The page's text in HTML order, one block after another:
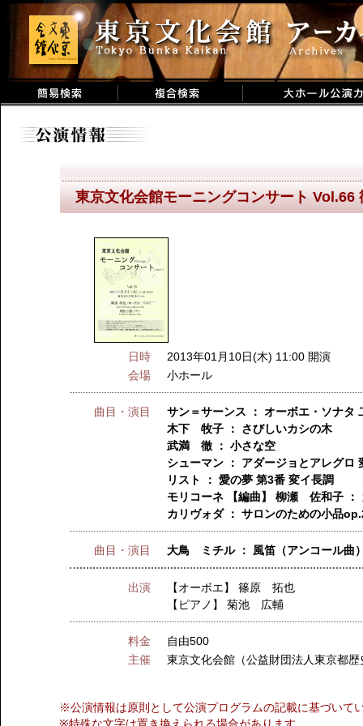
東京文化会館モーニングコンサート Vol.66
日時
2013年01月10日(木) 11:00 開演
会場
小ホール
曲目・演目
サン＝サーンス ： オーボエ・ソナタ
木下 牧子 ： さびしいカシの木
武満 徹 ： 小さな空
シューマン ： アダージョとアレグロ
リスト ： 愛の夢 第3番 変イ長調
モリコーネ 【編曲】 柳瀬 佐和子 ：
カリヴォダ ： サロンのための小品
曲目・演目 大鳥 ミチル ： 風笛（アンコール曲
出演 【オーボエ】篠原 拓也
【ピアノ】菊池 広輔
料金
自由500
主催
東京文化会館（公益財団法人東京都
※公演情報は原則として公演プログラムの記載に基づいて